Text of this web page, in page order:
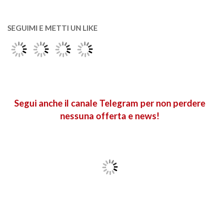
SEGUIMI E METTI UN LIKE
Segui anche il canale Telegram per non perdere
nessuna offerta e news!